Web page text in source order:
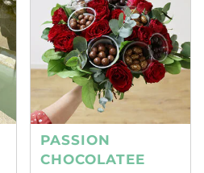
PASSION
CHOCOLATEE